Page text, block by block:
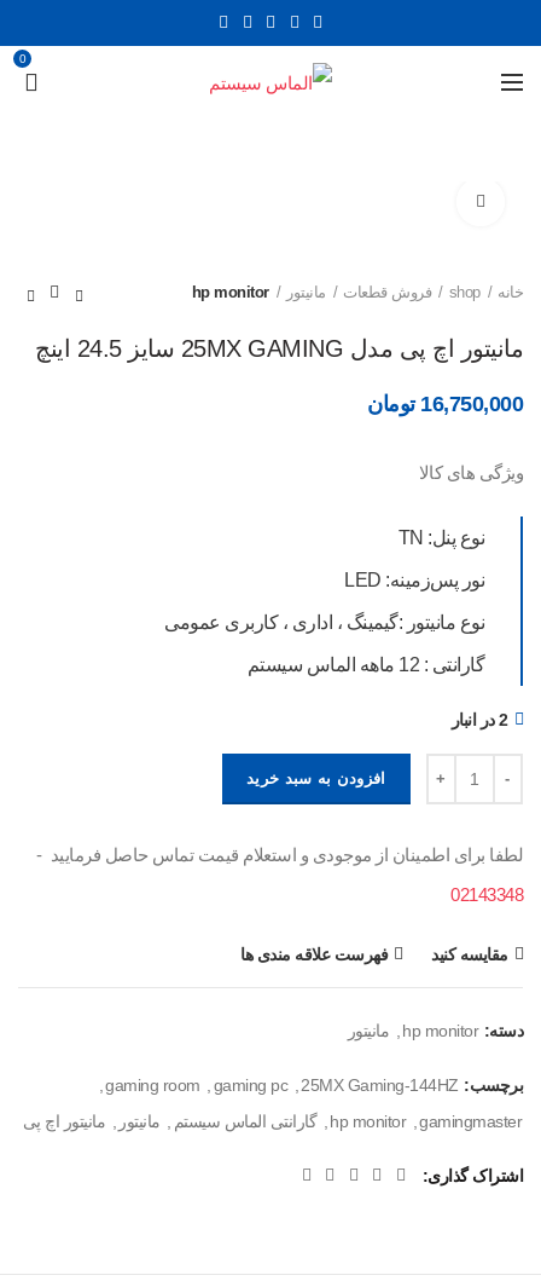
0
خانه shop فروش قطعات مانیتور hp monitor
مانیتور اچ پی مدل 25MX GAMING سایز 24.5 اینچ
16,750,000 تومان
ویژگی های کالا
نوع پنل: TN
نور پس‌زمینه: LED
نوع مانیتور :گیمینگ ، اداری ، کاربری عمومی
گارانتی : 12 ماهه الماس سیستم
2 در انبار
افزودن به سبد خرید
لطفا برای اطمینان از موجودی و استعلام قیمت تماس حاصل فرمایید -
02143348
مقایسه کنید فهرست علاقه مندی ها
دسته: hp monitor مانیتور
برچسب: 25MX Gaming-144HZ
gaming pc
gaming room
gamingmaster
hp monitor گارانتی الماس سیستم مانیتور مانیتور اچ پی
اشتراک گذاری